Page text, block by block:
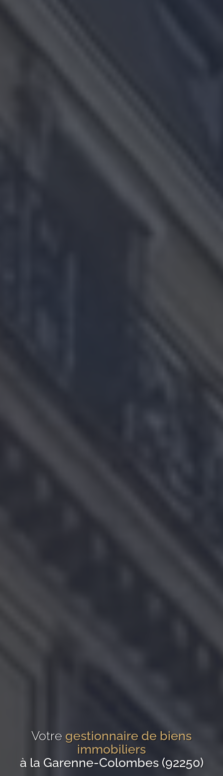
Votre gestionnaire de biens
immobiliers
à la Garenne-Colombes (92250)